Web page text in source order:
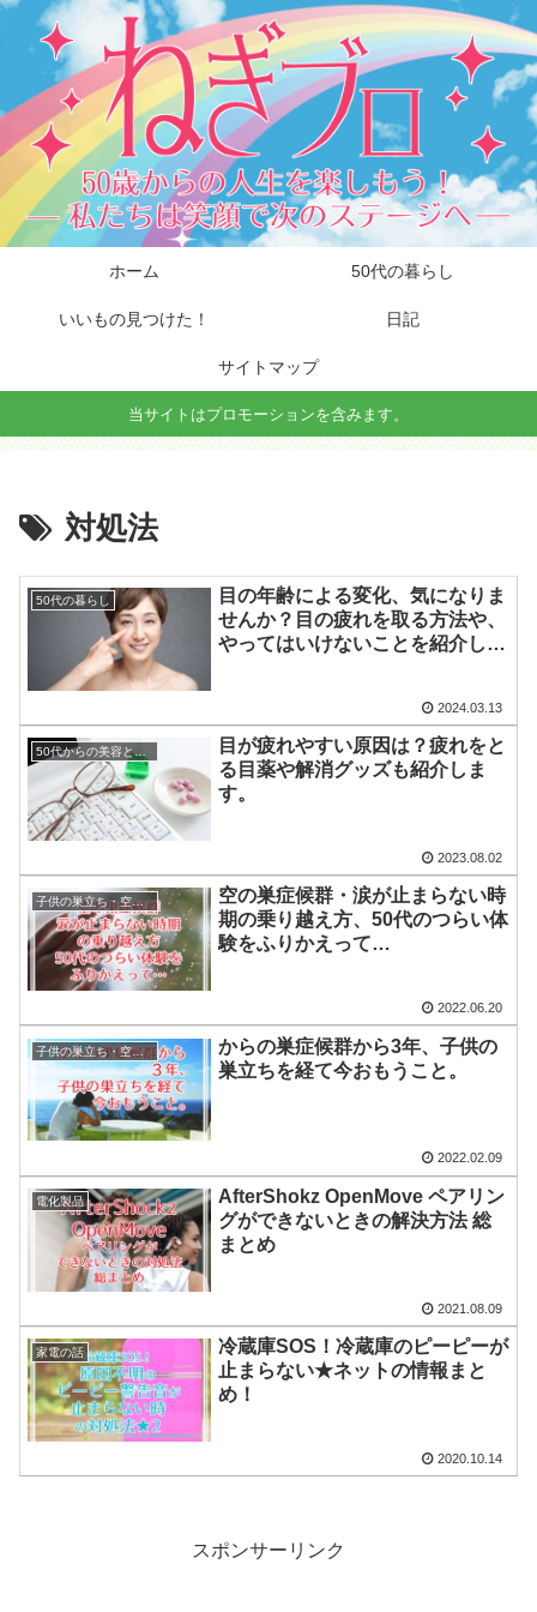
ホーム 50代の暮らし
いいもの見つけた！ 日記
サイトマップ
当サイトはプロモーションを含みます。
対処法
50代の暮らし
目の年齢による変化、気になりま
せんか？目の疲れを取る方法や、
やってはいけないことを紹介しま
2024.03.13
50代からの美容と健康
目が疲れやすい原因は？疲れをと
る目薬や解消グッズも紹介しま
す。
2023.08.02
子供の巣立ち・空の巣症候群
空の巣症候群・涙が止まらない時
期の乗り越え方、50代のつらい体
験をふりかえって…
2022.06.20
子供の巣立ち・空の巣症候群
からの巣症候群から3年、子供の
巣立ちを経て今おもうこと。
2022.02.09
電化製品
AfterShokz OpenMove ペアリン
グができないときの解決方法 総
まとめ
2021.08.09
家電の話
冷蔵庫SOS！冷蔵庫のピーピーが
止まらない★ネットの情報まと
め！
2020.10.14
スポンサーリンク